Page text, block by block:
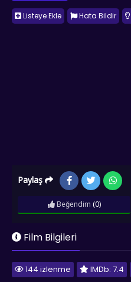
Listeye Ekle Hata Bildir
Paylaş
Beğendim (0)
Film Bilgileri
144 izlenme IMDb: 7.4